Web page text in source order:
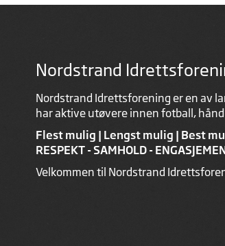
Nordstrand
Nordstrand Idrettsforening er en av
har aktive utøvere innen fotball,
Flest mulig | Lengst mulig | Best
RESPEKT - SAMHOLD -
Velkommen til Nordstrand